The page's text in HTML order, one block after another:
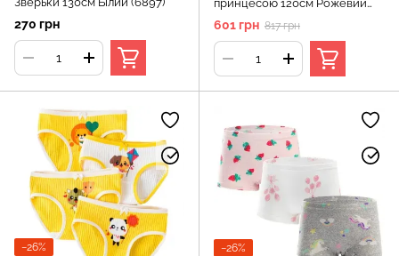
270 грн
принцесою 120см Рожевий
(6845)
601 грн 817 грн
−26%
−26%